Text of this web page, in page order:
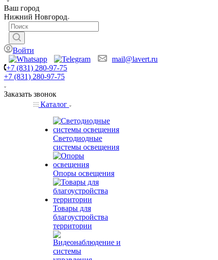
Ваш город
Нижний Новгород
Войти
mail@lavert.ru
+7 (831) 280-97-75
+7 (831) 280-97-75
Заказать звонок
Каталог
Светодиодные
системы освещения
Опоры освещения
Товары для
благоустройства
территории